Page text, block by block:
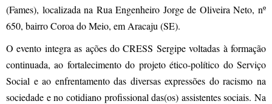
(Fames), localizada na Rua Engenheiro Jorge de Oliveira Neto, nº
650, bairro Coroa do Meio, em Aracaju (SE).
O evento integra as ações do CRESS Sergipe voltadas à formação
continuada, ao fortalecimento do projeto ético-político do Serviço
Social e ao enfrentamento das diversas expressões do racismo na
sociedade e no cotidiano profissional das(os) assistentes sociais. Na